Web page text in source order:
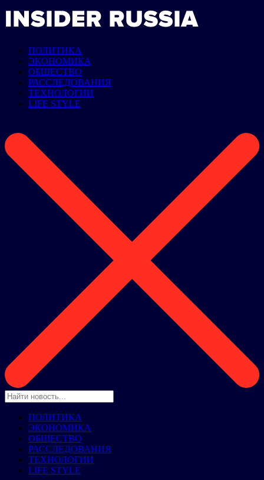
ПОЛИТИКА
ЭКОНОМИКА
ОБЩЕСТВО
РАССЛЕДОВАНИЯ
ТЕХНОЛОГИИ
LIFE STYLE
ПОЛИТИКА
ЭКОНОМИКА
ОБЩЕСТВО
РАССЛЕДОВАНИЯ
ТЕХНОЛОГИИ
LIFE STYLE